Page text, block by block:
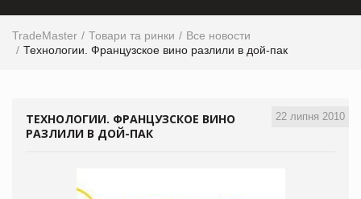
TradeMaster Товари та ринки
Все новости
Технологии. Французское вино разлили в дой-пак
22 липня 2010
ТЕХНОЛОГИИ. ФРАНЦУЗСКОЕ ВИНО
РАЗЛИЛИ В ДОЙ-ПАК